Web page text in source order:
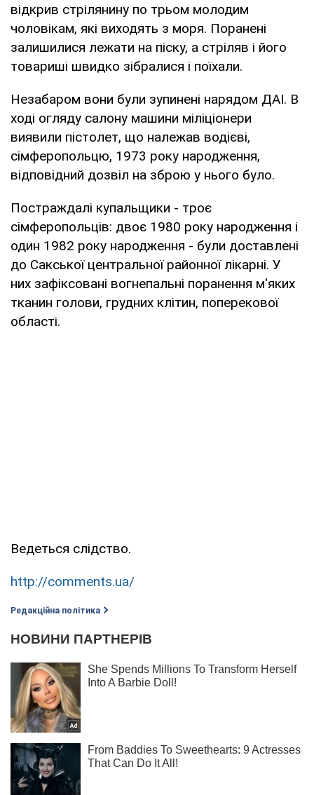
відкрив стрілянину по трьом молодим
чоловікам, які виходять з моря. Поранені
залишилися лежати на піску, а стріляв і його
товариші швидко зібралися і поїхали.
Незабаром вони були зупинені нарядом ДАІ. В
ході огляду салону машини міліціонери
виявили пістолет, що належав водієві,
сімферопольцю, 1973 року народження,
відповідний дозвіл на зброю у нього було.
Постраждалі купальщики - троє
сімферопольців: двоє 1980 року народження і
один 1982 року народження - були доставлені
до Сакської центральної районної лікарні. У
них зафіксовані вогнепальні поранення м'яких
тканин голови, грудних клітин, поперекової
області.
Ведеться слідство.
http://comments.ua/
Редакційна політика